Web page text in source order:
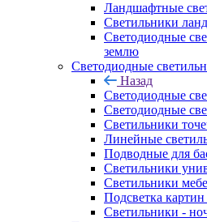
Ландшафтные
Светильники
Светодиодные
землю
Светодиодные
Назад
Светодиодные
Светодиодные
Светильники
Линейные
Подводные для
Светильники
Светильники
Подсветка картин
Светильники -